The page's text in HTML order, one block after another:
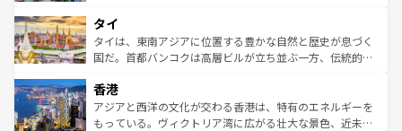
リティに包まれながら、韓国の多彩な魅力を心ゆくまで味
わってみてほしい。 なお、新着の韓国情報はコンテンツ一
覧を参照してほしい。
急速な発展と共に伝統が息づく。ハノイの古い町並みやホ
ーチミン市のフランス統治時代の建物も、独特の雰囲気を
醸し出している。また、バラエティの豊かさとおいしさで
とつ。フォーやバインミー、ベトナムコーヒーなどは、ぜ
ひ現地で味わいたい。どの地域を訪れてもあたたかい人々
が旅行者を迎えてくれるので、きっと忘れられない旅にな
タイ
タイは、東南アジアに位置する豊かな自然と歴史が息づく
国だ。首都バンコクは高層ビルが立ち並ぶ一方、伝統的な
の活気が交差している。北部ではチェンマイなどの山岳地
帯で自然と触れ合い、南部ではプーケットやクラビの美し
いビーチでリゾート気分を楽しむことができる。タイ料理
香港
アジアと西洋の文化が交わる香港は、特有のエネルギーを
もっている。ヴィクトリア湾に広がる壮大な景色、近未来